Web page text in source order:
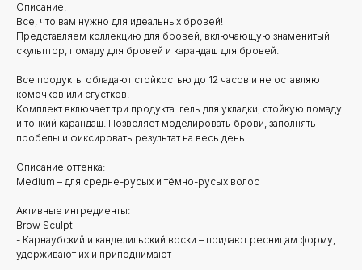
Описание:
Все, что вам нужно для идеальных бровей!
Представляем коллекцию для бровей, включающую знаменитый
скульптор, помаду для бровей и карандаш для бровей.
Все продукты обладают стойкостью до 12 часов и не оставляют
комочков или сгустков.
Комплект включает три продукта: гель для укладки, стойкую помаду
и тонкий карандаш. Позволяет моделировать брови, заполнять
пробелы и фиксировать результат на весь день.
Описание оттенка:
Medium – для средне-русых и тёмно-русых волос
Активные ингредиенты:
Brow Sculpt
- Карнаубский и канделильский воски – придают ресницам форму,
удерживают их и приподнимают